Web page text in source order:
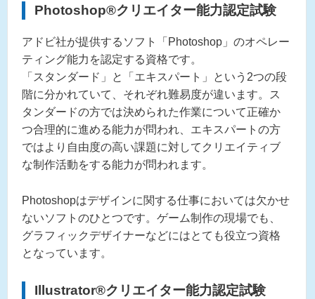
Photoshop®︎クリエイター能力認定試験
アドビ社が提供するソフト「Photoshop」のオペレー
ティング能力を認定する資格です。
「スタンダード」と「エキスパート」という2つの段
階に分かれていて、それぞれ難易度が違います。ス
タンダードの方では決められた作業について正確か
つ合理的に進める能力が問われ、エキスパートの方
ではより自由度の高い課題に対してクリエイティブ
な制作活動をする能力が問われます。
Photoshopはデザインに関する仕事においては欠かせ
ないソフトのひとつです。ゲーム制作の現場でも、
グラフィックデザイナーなどにはとても役立つ資格
となっています。
Illustrator®︎クリエイター能力認定試験